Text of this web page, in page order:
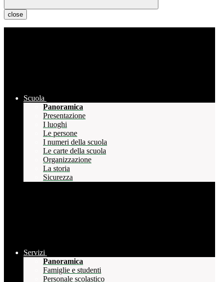
close
Scuola
Panoramica
Presentazione
I luoghi
Le persone
I numeri della scuola
Le carte della scuola
Organizzazione
La storia
Sicurezza
Servizi
Panoramica
Famiglie e studenti
Personale scolastico